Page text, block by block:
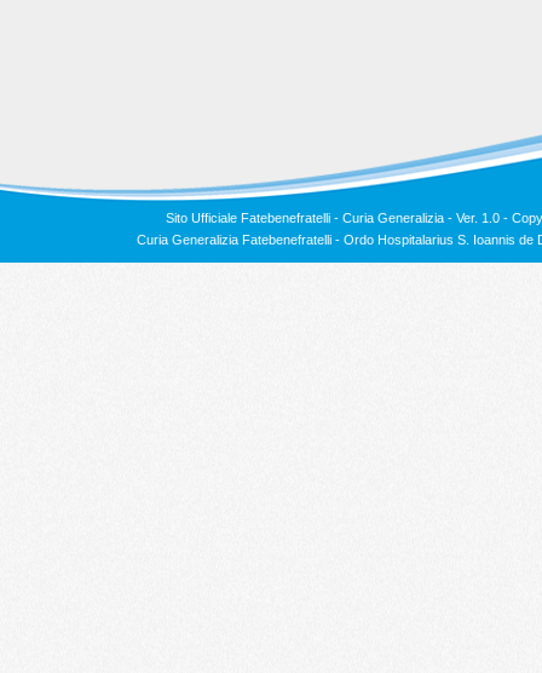
Sito Ufficiale Fatebenefratelli - Curia Generalizia - Ver. 1.0 -
Curia Generalizia Fatebenefratelli - Ordo Hospitalarius S. Ioannis